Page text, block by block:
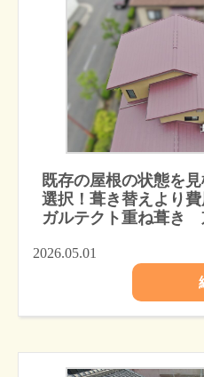
既存の屋根の状態を
選択！葺き替えより
ガルテクト重ね葺き
2026.05.01